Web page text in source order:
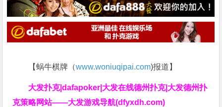
【蜗牛棋牌（www.woniuqipai.com)报道】
大发扑克|dafapoker|大发在线德州扑克|大发德州扑
克策略网站——大发游戏导航(dfyxdh.com)